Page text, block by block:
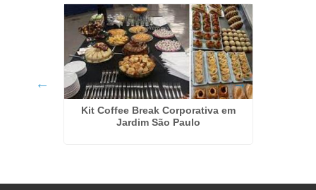
Kit Coffee Break Corporativa em
Jardim São Paulo